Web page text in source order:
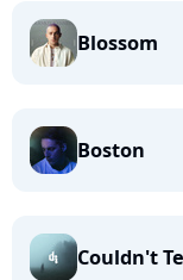
Blossom
Boston
Couldn't